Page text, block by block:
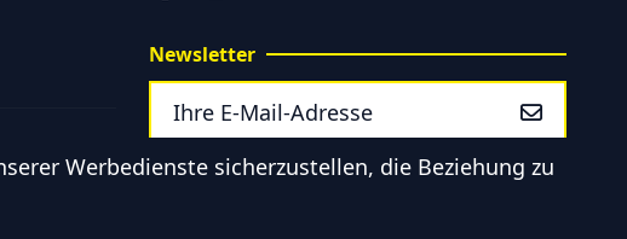
Newsletter
Sie können Ihr Einverständnis
jederzeit widerrufen. Unsere
Werbedienste sicherzustellen, die Beziehung zu